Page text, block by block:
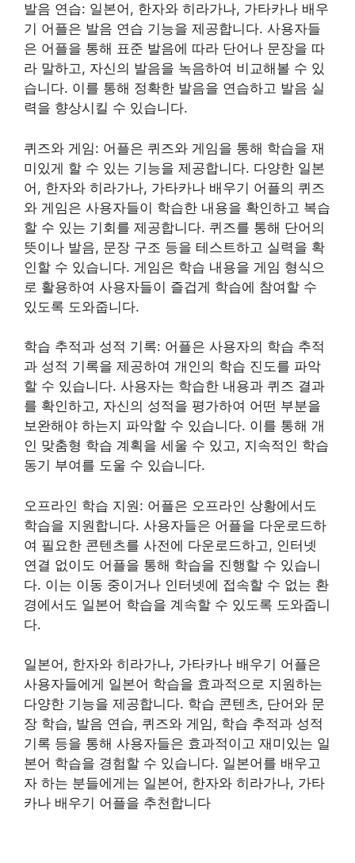
발음 연습: 일본어, 한자와 히라가나, 가타카나 배우
기 어플은 발음 연습 기능을 제공합니다. 사용자들
은 어플을 통해 표준 발음에 따라 단어나 문장을 따
라 말하고, 자신의 발음을 녹음하여 비교해볼 수 있
습니다. 이를 통해 정확한 발음을 연습하고 발음 실
력을 향상시킬 수 있습니다.
퀴즈와 게임: 어플은 퀴즈와 게임을 통해 학습을 재
미있게 할 수 있는 기능을 제공합니다. 다양한 일본
어, 한자와 히라가나, 가타카나 배우기 어플의 퀴즈
와 게임은 사용자들이 학습한 내용을 확인하고 복습
할 수 있는 기회를 제공합니다. 퀴즈를 통해 단어의
뜻이나 발음, 문장 구조 등을 테스트하고 실력을 확
인할 수 있습니다. 게임은 학습 내용을 게임 형식으
로 활용하여 사용자들이 즐겁게 학습에 참여할 수
있도록 도와줍니다.
학습 추적과 성적 기록: 어플은 사용자의 학습 추적
과 성적 기록을 제공하여 개인의 학습 진도를 파악
할 수 있습니다. 사용자는 학습한 내용과 퀴즈 결과
를 확인하고, 자신의 성적을 평가하여 어떤 부분을
보완해야 하는지 파악할 수 있습니다. 이를 통해 개
인 맞춤형 학습 계획을 세울 수 있고, 지속적인 학습
동기 부여를 도울 수 있습니다.
오프라인 학습 지원: 어플은 오프라인 상황에서도
학습을 지원합니다. 사용자들은 어플을 다운로드하
여 필요한 콘텐츠를 사전에 다운로드하고, 인터넷
연결 없이도 어플을 통해 학습을 진행할 수 있습니
다. 이는 이동 중이거나 인터넷에 접속할 수 없는 환
경에서도 일본어 학습을 계속할 수 있도록 도와줍니
다.
일본어, 한자와 히라가나, 가타카나 배우기 어플은
사용자들에게 일본어 학습을 효과적으로 지원하는
다양한 기능을 제공합니다. 학습 콘텐츠, 단어와 문
장 학습, 발음 연습, 퀴즈와 게임, 학습 추적과 성적
기록 등을 통해 사용자들은 효과적이고 재미있는 일
본어 학습을 경험할 수 있습니다. 일본어를 배우고
자 하는 분들에게는 일본어, 한자와 히라가나, 가타
카나 배우기 어플을 추천합니다